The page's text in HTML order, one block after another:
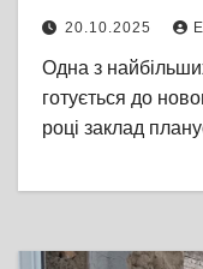
20.10.2025
Одна з
готується до
році заклад